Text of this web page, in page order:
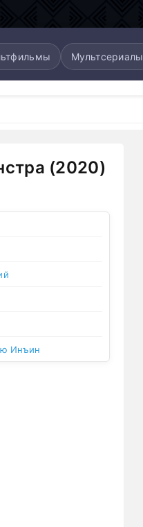
Мультсериалы
(2020)
Инъин